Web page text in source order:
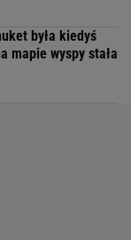
była kiedyś
mapie wyspy stała